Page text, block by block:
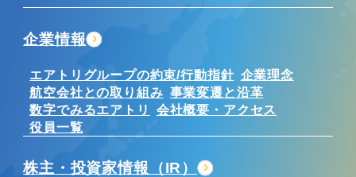
企業情報
エアトリグループの約束/行動指針 企業理念
航空会社との取り組み 事業変遷と沿革
数字でみるエアトリ
会社概要・アクセス
役員一覧
株主・投資家情報（IR）